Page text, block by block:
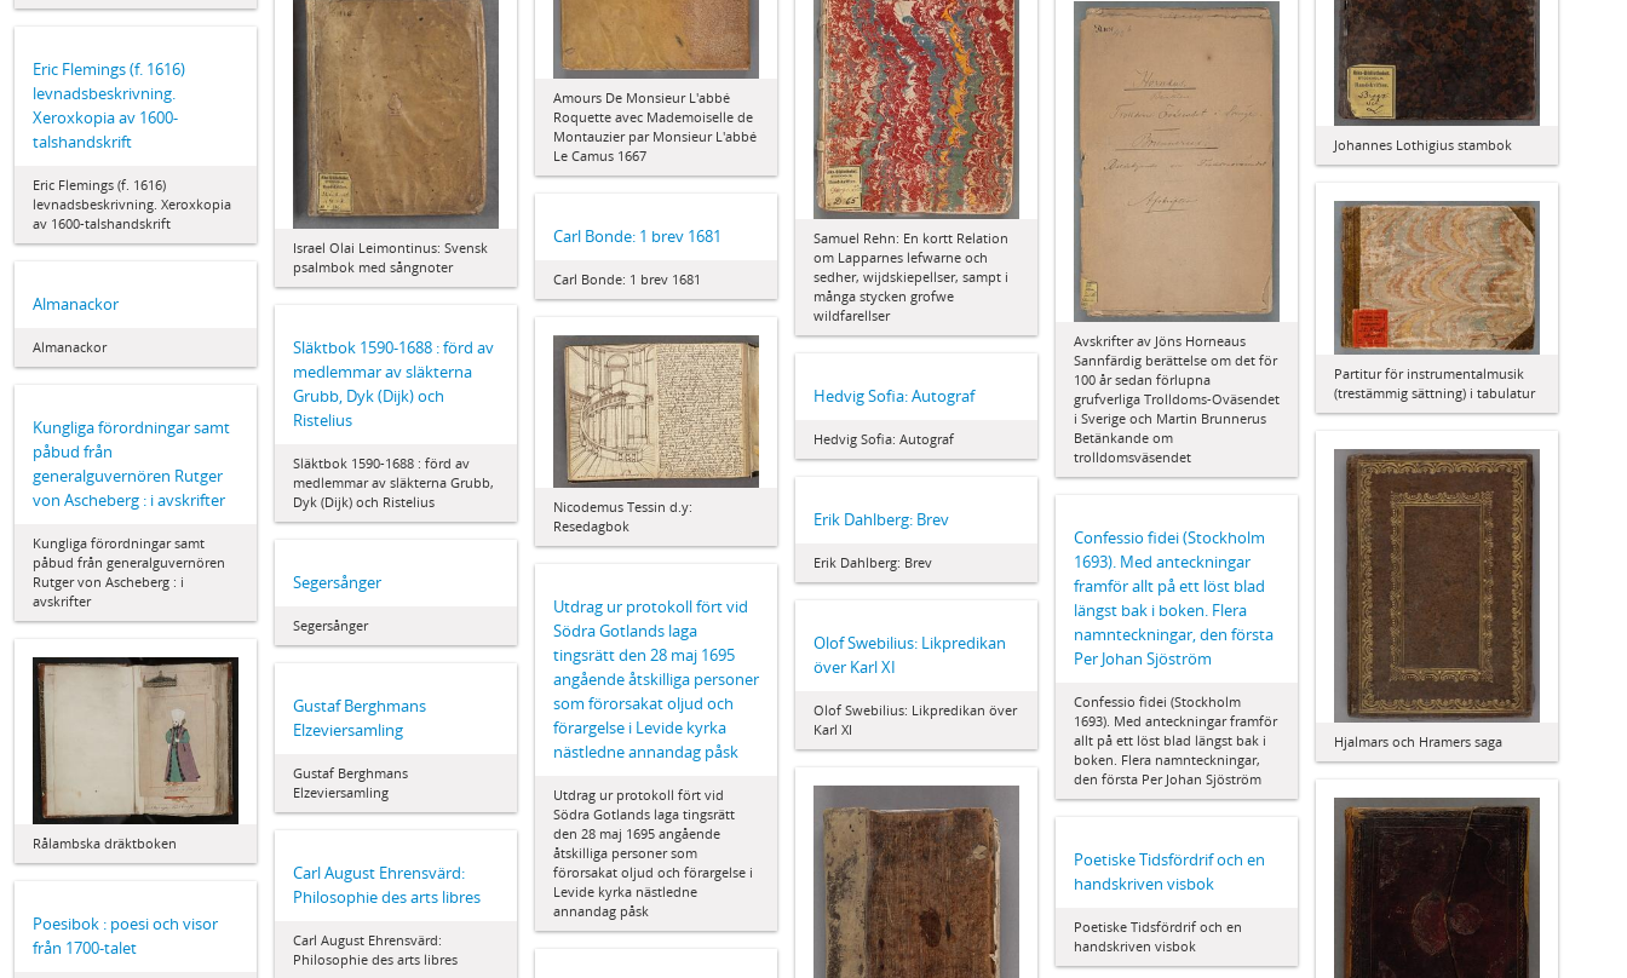
Amours De Monsieur L'abbé
Roquette avec Mademoiselle de
Montauzier par Monsieur L'abbé
Le Camus 1667
Samuel Rehn: En kortt Relation
om Lapparnes lefwarne och
sedher, wijdskiepellser, sampt i
många stycken grofwe
wildfarellser
Johannes Lothigius stambok
Israel Olai Leimontinus: Svensk
psalmbok med sångnoter
Avskrifter av Jöns Horneaus
Sannfärdig berättelse om det för
100 år sedan förlupna
grufverliga Trolldoms-Oväsendet
i Sverige och Martin Brunnerus
Betänkande om
trolldomsväsendet
Eric Flemings (f. 1616)
levnadsbeskrivning.
Xeroxkopia av 1600-
talshandskrift
Eric Flemings (f. 1616)
levnadsbeskrivning. Xeroxkopia
av 1600-talshandskrift
Partitur för instrumentalmusik
(trestämmig sättning) i tabulatur
Carl Bonde: 1 brev 1681
Carl Bonde: 1 brev 1681
Almanackor
Almanackor
Släktbok 1590-1688 : förd av
medlemmar av släkterna
Grubb, Dyk (Dijk) och
Ristelius
Släktbok 1590-1688 : förd av
medlemmar av släkterna Grubb,
Dyk (Dijk) och Ristelius
Nicodemus Tessin d.y:
Resedagbok
Hedvig Sofia: Autograf
Hedvig Sofia: Autograf
Kungliga förordningar samt
påbud från
generalguvernören Rutger
von Ascheberg : i avskrifter
Kungliga förordningar samt
påbud från generalguvernören
Rutger von Ascheberg : i
avskrifter
Hjalmars och Hramers saga
Erik Dahlberg: Brev
Erik Dahlberg: Brev
Confessio fidei (Stockholm
1693). Med anteckningar
framför allt på ett löst blad
längst bak i boken. Flera
namnteckningar, den första
Per Johan Sjöström
Confessio fidei (Stockholm
1693). Med anteckningar framför
allt på ett löst blad längst bak i
boken. Flera namnteckningar,
den första Per Johan Sjöström
Segersånger
Segersånger
Utdrag ur protokoll fört vid
Södra Gotlands laga
tingsrätt den 28 maj 1695
angående åtskilliga personer
som förorsakat oljud och
förargelse i Levide kyrka
nästledne annandag påsk
Utdrag ur protokoll fört vid
Södra Gotlands laga tingsrätt
den 28 maj 1695 angående
åtskilliga personer som
förorsakat oljud och förargelse i
Levide kyrka nästledne
annandag påsk
Olof Swebilius: Likpredikan
över Karl XI
Olof Swebilius: Likpredikan över
Karl XI
Rålambska dräktboken
Gustaf Berghmans
Elzeviersamling
Gustaf Berghmans
Elzeviersamling
Poetiske Tidsfördrif och en
handskriven visbok
Poetiske Tidsfördrif och en
handskriven visbok
Carl August Ehrensvärd:
Philosophie des arts libres
Carl August Ehrensvärd:
Philosophie des arts libres
Poesibok : poesi och visor
från 1700-talet